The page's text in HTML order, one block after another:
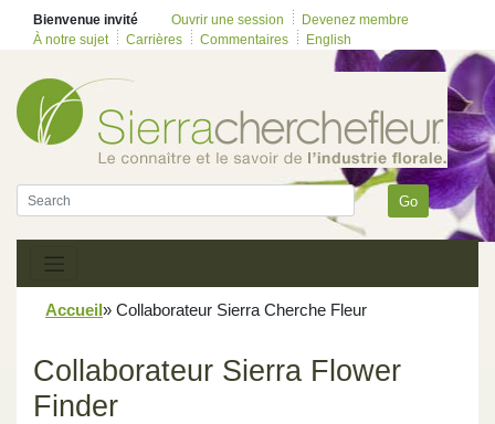
Bienvenue invité Ouvrir une session
Devenez membre
À notre sujet
Carrières Commentaires English
Go
Accueil» Collaborateur Sierra Cherche Fleur
Collaborateur Sierra Flower
Finder